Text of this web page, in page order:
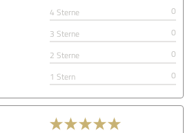
4 Sterne
0
3 Sterne
0
2 Sterne
0
1 Stern
0